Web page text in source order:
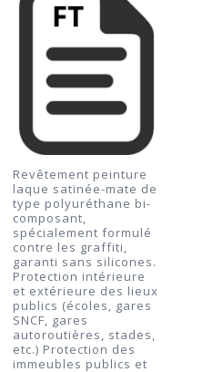
Revêtement peinture
laque satinée-mate de
type polyuréthane bi-
composant,
spécialement formulé
contre les graffiti,
garanti sans silicones.
Protection intérieure
et extérieure des lieux
publics (écoles, gares
SNCF, gares
autoroutières, stades,
etc.) Protection des
immeubles publics et